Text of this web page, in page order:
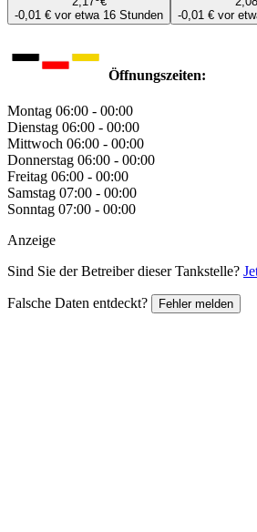
-0,01 € vor etwa 16 Stunden
-0,01 € vor
Öffnungszeiten:
Montag 06:00 - 00:00
Dienstag 06:00 - 00:00
Mittwoch 06:00 - 00:00
Donnerstag 06:00 - 00:00
Freitag 06:00 - 00:00
Samstag 07:00 - 00:00
Sonntag 07:00 - 00:00
Anzeige
Sind Sie der Betreiber dieser Tankstelle?
Falsche Daten entdeckt? Fehler melden